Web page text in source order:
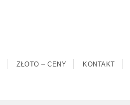
ZŁOTO – CENY KONTAKT